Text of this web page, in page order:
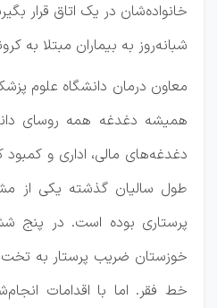
خانواده‌شان در یک اتاق قرار
شبانه‌روز به بیماران مبتلا به
معاون درمان دانشگاه علوم
همیشه دغدغه همه روسای
دغدغه‌های مالی، اداری و
طول سالیان گذشته یکی از
پرستاری بوده است. در پنج
خط فقر. اما با اقدامات